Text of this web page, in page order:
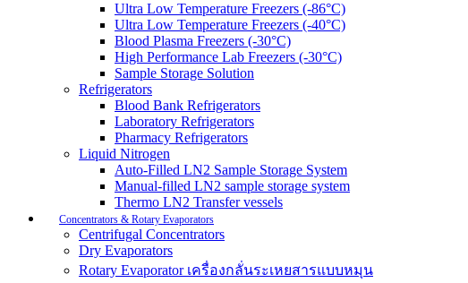
Ultra Low Temperature Freezers (-86°C)
Ultra Low Temperature Freezers (-40°C)
Blood Plasma Freezers (-30°C)
High Performance Lab Freezers (-30°C)
Sample Storage Solution
Refrigerators
Blood Bank Refrigerators
Laboratory Refrigerators
Pharmacy Refrigerators
Liquid Nitrogen
Auto-Filled LN2 Sample Storage System
Manual-filled LN2 sample storage system
Thermo LN2 Transfer vessels
Concentrators & Rotary Evaporators
Centrifugal Concentrators
Dry Evaporators
Rotary Evaporator เครื่องกลั่นระเหยสารแบบหมุน